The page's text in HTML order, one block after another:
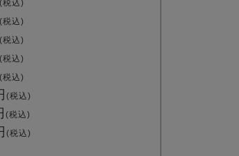
税込
税込
税込
税込
税込
税込
税込
税込